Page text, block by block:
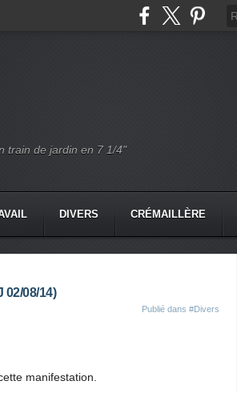
train de jardin en 7 1/4"
DIVERS CRÉMAILLÈRE
02/08/14)
Publié dans #Divers
manifestation.